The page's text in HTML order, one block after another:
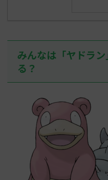
みんなは「ヤドラ
る？